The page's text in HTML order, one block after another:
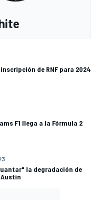
de RNF para 2024
F1 llega a la Fórmula 2
la degradación de